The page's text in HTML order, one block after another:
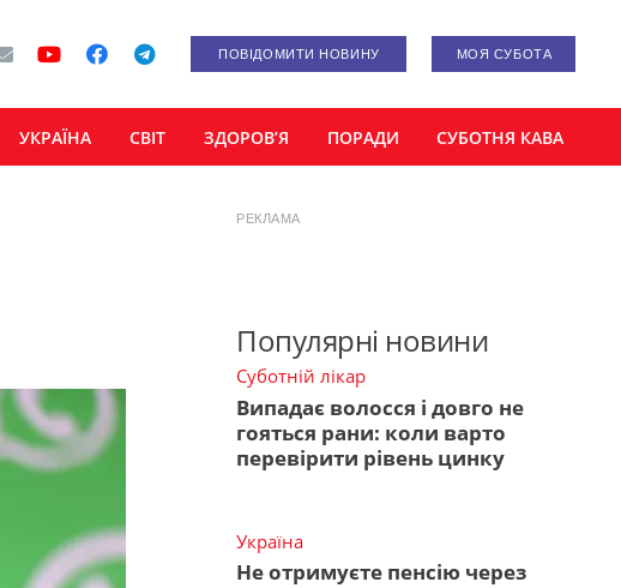
ПОВІДОМИТИ НОВИНУ МОЯ СУБОТА
УКРАЇНА СВІТ ЗДОРОВ’Я ПОРАДИ СУБОТНЯ КАВА
РЕКЛАМА
Популярні новини
Суботній лікар
Випадає волосся і довго не
гояться рани: коли варто
перевірити рівень цинку
Україна
Не отримуєте пенсію через